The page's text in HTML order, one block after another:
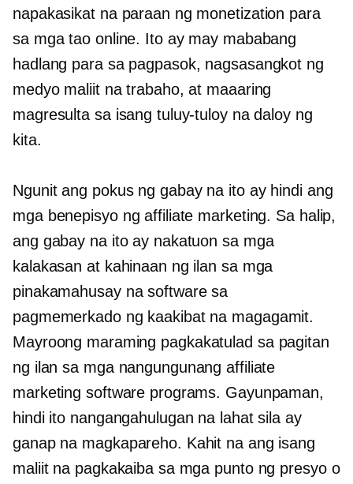
napakasikat na paraan ng monetization para
sa mga tao online. Ito ay may mababang
hadlang para sa pagpasok, nagsasangkot ng
medyo maliit na trabaho, at maaaring
magresulta sa isang tuluy-tuloy na daloy ng
kita.
Ngunit ang pokus ng gabay na ito ay hindi ang
mga benepisyo ng affiliate marketing. Sa halip,
ang gabay na ito ay nakatuon sa mga
kalakasan at kahinaan ng ilan sa mga
pinakamahusay na software sa
pagmemerkado ng kaakibat na magagamit.
Mayroong maraming pagkakatulad sa pagitan
ng ilan sa mga nangungunang affiliate
marketing software programs. Gayunpaman,
hindi ito nangangahulugan na lahat sila ay
ganap na magkapareho. Kahit na ang isang
maliit na pagkakaiba sa mga punto ng presyo o